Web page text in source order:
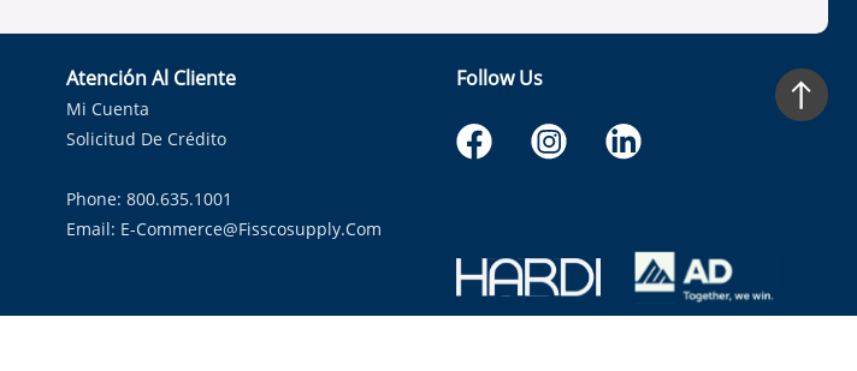
Atención Al Cliente
Mi Cuenta
Solicitud De Crédito
Phone: 800.635.1001
Email: E-Commerce@fisscosupply.com
Follow Us